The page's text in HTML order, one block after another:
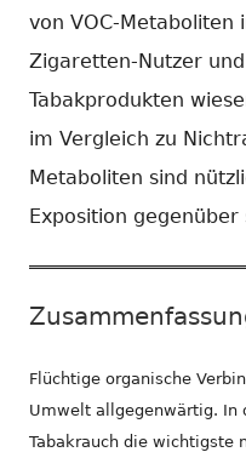
von VOC-Metaboliten
Zigaretten-Nutzer
Tabakprodukten
im Vergleich zu
Metaboliten sind
Exposition gegenüber
Flüchtige organische
Umwelt allgegenwärtig. In
Tabakrauch die wichtigste